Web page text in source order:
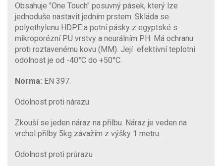
Obsahuje "One Touch" posuvný pásek, který lze
jednoduše nastavit jedním prstem. Skláda se
polyethylenu HDPE a potní pásky z egyptské s
mikroporézní PU vrstvy a neurálním PH. Má ochranu
proti roztavenému kovu (MM). Její efektivní teplotni
odolnost je od -40°C do +50°C.
Norma: EN 397.
Odolnost proti nárazu
Zkouší se jeden náraz na přilbu. Náraz je veden na
vrchol přilby 5kg závažím z výšky 1 metru.
Odolnost proti průrazu